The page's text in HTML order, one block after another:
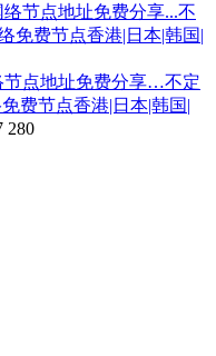
节点地址免费分享…不定
费节点香港|日本|韩国|
280